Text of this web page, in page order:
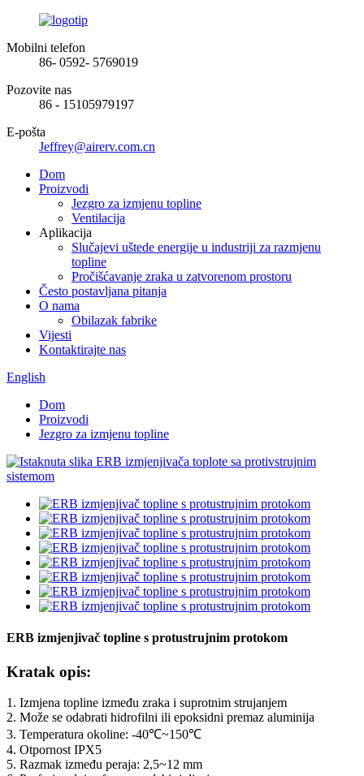
Mobilni telefon
86- 0592- 5769019
Pozovite nas
86 - 15105979197
E-pošta
Jeffrey@airerv.com.cn
Dom
Proizvodi
Jezgro za izmjenu topline
Ventilacija
Aplikacija
Slučajevi uštede energije u industriji za razmjenu
topline
Pročišćavanje zraka u zatvorenom prostoru
Često postavljana pitanja
O nama
Obilazak fabrike
Vijesti
Kontaktirajte nas
English
Dom
Proizvodi
Jezgro za izmjenu topline
ERB izmjenjivač topline s protustrujnim protokom
Kratak opis:
1. Izmjena topline između zraka i suprotnim strujanjem
2. Može se odabrati hidrofilni ili epoksidni premaz aluminija
3. Temperatura okoline: -40℃~150℃
4. Otpornost IPX5
5. Razmak između peraja: 2,5~12 mm